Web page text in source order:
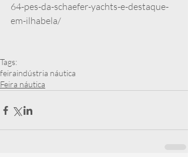
64-pes-da-schaefer-yachts-e-destaque-
em-ilhabela/
Tags:
feiraindústria náutica
Feira náutica